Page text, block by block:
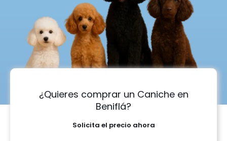
¿Quieres comprar un Caniche en
Beniflá?
Solicita el precio ahora